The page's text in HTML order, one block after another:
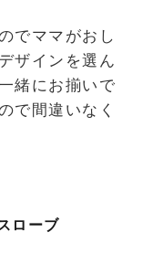
でママがおし
ザインを選ん
緒にお揃いで
で間違いなく
ローブ